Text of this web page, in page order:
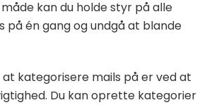
kan du holde styr på alle
på én gang og undgå at blande
at kategorisere mails på er ved at
Du kan oprette kategorier